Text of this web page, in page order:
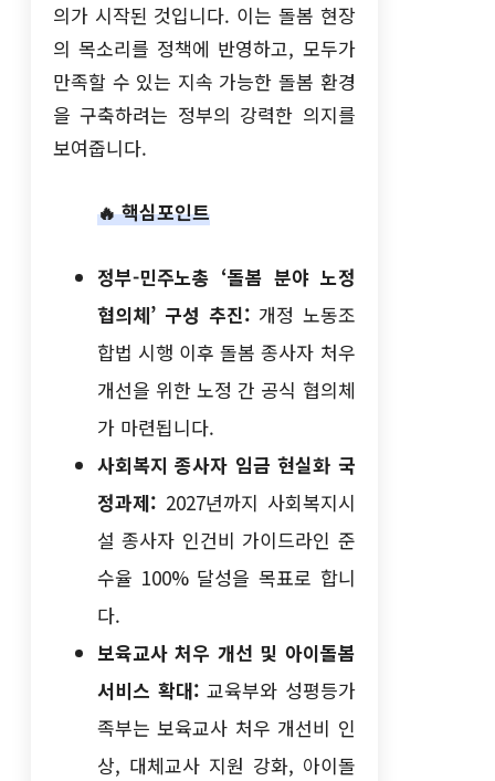
의가 시작된 것입니다. 이는 돌봄 현장
의 목소리를 정책에 반영하고, 모두가
만족할 수 있는 지속 가능한 돌봄 환경
을 구축하려는 정부의 강력한 의지를
보여줍니다.
🔥 핵심포인트
정부-민주노총 ‘돌봄 분야 노정
협의체’ 구성 추진: 개정 노동조
합법 시행 이후 돌봄 종사자 처우
개선을 위한 노정 간 공식 협의체
가 마련됩니다.
사회복지 종사자 임금 현실화 국
정과제: 2027년까지 사회복지시
설 종사자 인건비 가이드라인 준
수율 100% 달성을 목표로 합니
다.
보육교사 처우 개선 및 아이돌봄
서비스 확대: 교육부와 성평등가
족부는 보육교사 처우 개선비 인
상, 대체교사 지원 강화, 아이돌